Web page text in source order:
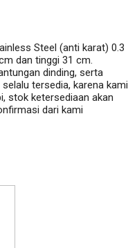
Steel (anti karat) 0.3
dan tinggi 31 cm.
dinding, serta
tersedia, karena kami
stok ketersediaan akan
dari kami